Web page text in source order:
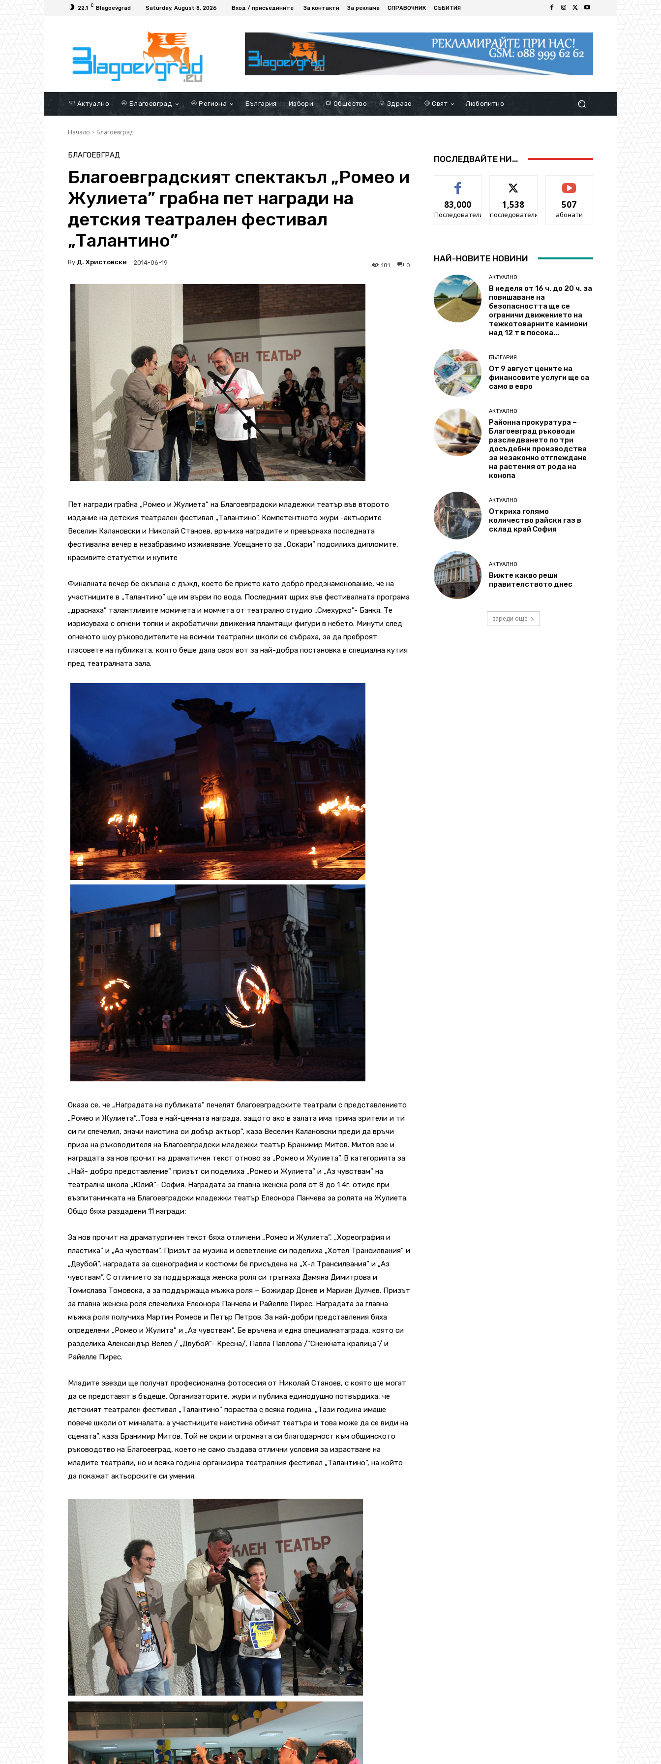
22.1 C Blagoevgrad Saturday, August 8, 2026 Вход / присъедините За контакти За реклама СПРАВОЧНИК СЪБИТИЯ
Актуално Благоевград Региона България Избори Общество Здраве Свят Любопитно
Начало Благоевград
БЛАГОЕВГРАД
Благоевградският спектакъл „Ромео и
Жулиета” грабна пет награди на
детския театрален фестивал
„Талантино”
By Д. Христовски 2014-06-19 0
181
Пет награди грабна „Ромео и Жулиета” на Благоевградски младежки театър във второто
издание на детския театрален фестивал „Талантино”. Компетентното жури -актьорите
Веселин Калановски и Николай Станоев, връчиха наградите и превърнаха последната
фестивална вечер в незабравимо изживяване. Усещането за „Оскари” подсилиха дипломите,
красивите статуетки и купите
Финалната вечер бе окъпана с дъжд, което бе прието като добро предзнаменование, че на
участниците в „Талантино” ще им върви по вода. Последният щрих във фестивалната програма
„драснаха” талантливите момичета и момчета от театрално студио „Смехурко”- Банкя. Те
изрисуваха с огнени топки и акробатични движения пламтящи фигури в небето. Минути след
огненото шоу ръководителите на всички театрални школи се събраха, за да преброят
гласовете на публиката, която беше дала своя вот за най-добра постановка в специална кутия
пред театралната зала.
Оказа се, че „Наградата на публиката” печелят благоевградските театрали с представлението
„Ромео и Жулиета”.„Това е най-ценната награда, защото ако в залата има трима зрители и ти
си ги спечелил, значи наистина си добър актьор”, каза Веселин Калановски преди да връчи
приза на ръководителя на Благоевградски младежки театър Бранимир Митов. Митов взе и
наградата за нов прочит на драматичен текст отново за „Ромео и Жулиета”. В категорията за
„Най- добро представление” призът си поделиха „Ромео и Жулиета” и „Аз чувствам” на
театрална школа „Юлий”- София. Наградата за главна женска роля от 8 до 1 4г. отиде при
възпитаничката на Благоевградски младежки театър Елеонора Панчева за ролята на Жулиета.
Общо бяха раздадени 11 награди:
За нов прочит на драматургичен текст бяха отличени „Ромео и Жулиета”, „Хореография и
пластика” и „Аз чувствам”. Призът за музика и осветление си поделиха „Хотел Трансилвания” и
„Двубой”, наградата за сценография и костюми бе присъдена на „Х-л Трансилвания” и „Аз
чувствам”. С отличието за поддържаща женска роля си тръгнаха Дамяна Димитрова и
Томислава Томовска, а за поддържаща мъжка роля – Божидар Донев и Мариан Дулчев. Призът
за главна женска роля спечелиха Елеонора Панчева и Райелле Пирес. Наградата за главна
мъжка роля получиха Мартин Ромеов и Петър Петров. За най-добри представления бяха
определени „Ромео и Жулита” и „Аз чувствам”. Бе връчена и една специалнатаграда, която си
разделиха Александър Велев / „Двубой”- Кресна/, Павла Павлова /”Снежната кралица”/ и
Райелле Пирес.
Младите звезди ще получат професионална фотосесия от Николай Станоев, с която ще могат
да се представят в бъдеще. Организаторите, жури и публика единодушно потвърдиха, че
детският театрален фестивал „Талантино” пораства с всяка година. „Тази година имаше
повече школи от миналата, а участниците наистина обичат театъра и това може да се види на
сцената”, каза Бранимир Митов. Той не скри и огромната си благодарност към общинското
ръководство на Благоевград, което не само създава отлични условия за израстване на
младите театрали, но и всяка година организира театралния фестивал „Талантино”, на който
да покажат актьорските си умения.
ПОСЛЕДВАЙТЕ НИ...
83,000
Последователи
1,538
последователи
507
абонати
НАЙ-НОВИТЕ НОВИНИ
АКТУАЛНО
В неделя от 16 ч. до 20 ч. за
повишаване на
безопасността ще се
ограничи движението на
тежкотоварните камиони
над 12 т в посока...
БЪЛГАРИЯ
От 9 август цените на
финансовите услуги ще са
само в евро
АКТУАЛНО
Районна прокуратура –
Благоевград ръководи
разследването по три
досъдебни производства
за незаконно отглеждане
на растения от рода на
конопа
АКТУАЛНО
Откриха голямо
количество райски газ в
склад край София
АКТУАЛНО
Вижте какво реши
правителството днес
зареди още